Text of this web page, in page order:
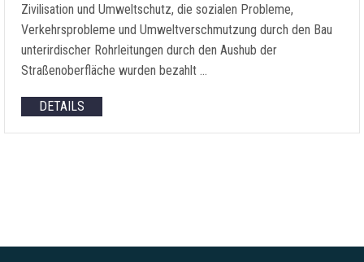
Zivilisation und Umweltschutz, die sozialen Probleme,
Verkehrsprobleme und Umweltverschmutzung durch den Bau
unterirdischer Rohrleitungen durch den Aushub der
Straßenoberfläche wurden bezahlt …
DETAILS